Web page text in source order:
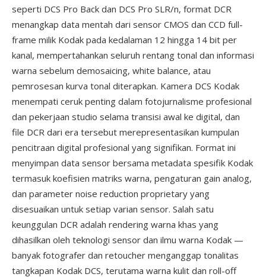
seperti DCS Pro Back dan DCS Pro SLR/n, format DCR
menangkap data mentah dari sensor CMOS dan CCD full-
frame milik Kodak pada kedalaman 12 hingga 14 bit per
kanal, mempertahankan seluruh rentang tonal dan informasi
warna sebelum demosaicing, white balance, atau
pemrosesan kurva tonal diterapkan. Kamera DCS Kodak
menempati ceruk penting dalam fotojurnalisme profesional
dan pekerjaan studio selama transisi awal ke digital, dan
file DCR dari era tersebut merepresentasikan kumpulan
pencitraan digital profesional yang signifikan. Format ini
menyimpan data sensor bersama metadata spesifik Kodak
termasuk koefisien matriks warna, pengaturan gain analog,
dan parameter noise reduction proprietary yang
disesuaikan untuk setiap varian sensor. Salah satu
keunggulan DCR adalah rendering warna khas yang
dihasilkan oleh teknologi sensor dan ilmu warna Kodak —
banyak fotografer dan retoucher menganggap tonalitas
tangkapan Kodak DCS, terutama warna kulit dan roll-off